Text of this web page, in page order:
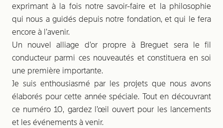
exprimant à la fois notre savoir-faire et la philosophie
qui nous a guidés depuis notre fondation, et qui le fera
encore à l’avenir.
Un nouvel alliage d’or propre à Breguet sera le fil
conducteur parmi ces nouveautés et constituera en soi
une première importante.
Je suis enthousiasmé par les projets que nous avons
élaborés pour cette année spéciale. Tout en découvrant
ce numéro 10, gardez l’œil ouvert pour les lancements
et les événements à venir.